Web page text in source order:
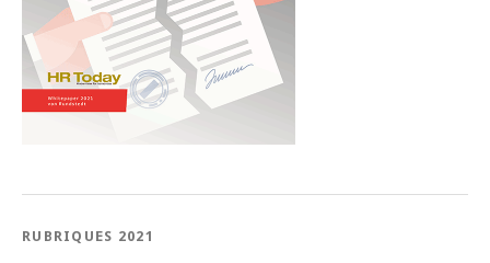
RUBRIQUES 2021